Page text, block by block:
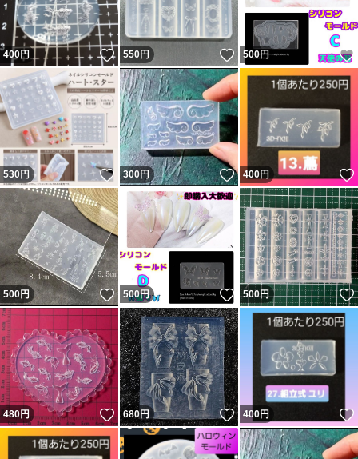
#レジン #ハンドメイド #アクセサリーパーツ #封入パーツ
#型 #材料 #資材 #アクセサリー #ピアス #イヤリング
400円 いいね！
550円 いいね！
500円
530円 いいね！
300円 いいね！
400円
500円 いいね！
500円 いいね！
500円
480円 いいね！
680円 いいね！
400円